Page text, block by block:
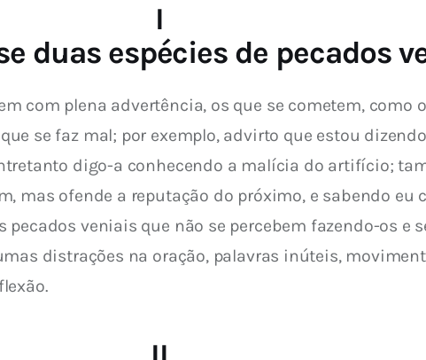
I
duas espécies de pecados
com plena advertência, os que se cometem, como
se faz mal; por exemplo, advirto que estou
digo-a conhecendo a malícia do artifício;
mas ofende a reputação do próximo, e sabendo eu
veniais que não se percebem fazendo-os e
distrações na oração, palavras inúteis,